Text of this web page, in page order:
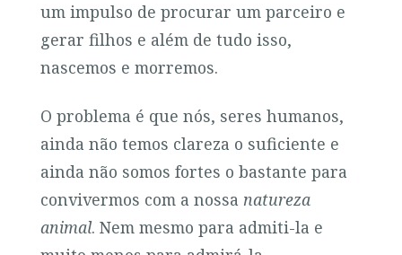
um impulso de procurar um parceiro e
gerar filhos e além de tudo isso,
nascemos e morremos.
O problema é que nós, seres humanos,
ainda não temos clareza o suficiente e
ainda não somos fortes o bastante para
convivermos com a nossa natureza
animal. Nem mesmo para admiti-la e